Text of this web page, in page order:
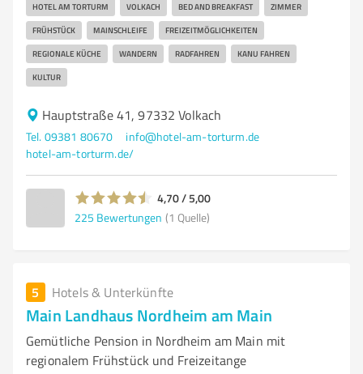
HOTEL AM TORTURM VOLKACH BED AND BREAKFAST ZIMMER
FRÜHSTÜCK MAINSCHLEIFE FREIZEITMÖGLICHKEITEN
REGIONALE KÜCHE WANDERN RADFAHREN KANU FAHREN
KULTUR
Hauptstraße 41, 97332 Volkach
Tel. 09381 80670
info@hotel-am-torturm.de
hotel-am-torturm.de/
4,70 / 5,00
225 Bewertungen (1 Quelle)
5 Hotels & Unterkünfte
Main Landhaus Nordheim am Main
Gemütliche Pension in Nordheim am Main mit
regionalem Frühstück und Freizeitange